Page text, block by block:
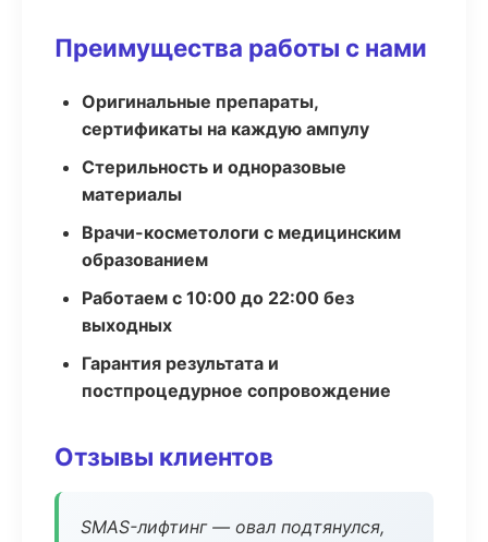
Преимущества работы с нами
Оригинальные препараты,
сертификаты на каждую ампулу
Стерильность и одноразовые
материалы
Врачи-косметологи с медицинским
образованием
Работаем с 10:00 до 22:00 без
выходных
Гарантия результата и
постпроцедурное сопровождение
Отзывы клиентов
SMAS-лифтинг — овал подтянулся,